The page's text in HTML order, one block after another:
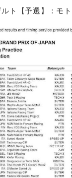
ト【予選】：モト